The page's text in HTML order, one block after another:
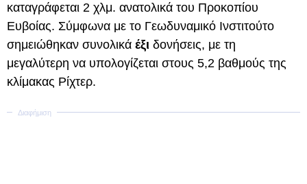
καταγράφεται 2 χλμ. ανατολικά του Προκοπίου
Ευβοίας. Σύμφωνα με το Γεωδυναμικό Ινστιτούτο
σημειώθηκαν συνολικά έξι δονήσεις, με τη
μεγαλύτερη να υπολογίζεται στους 5,2 βαθμούς της
κλίμακας Ρίχτερ.